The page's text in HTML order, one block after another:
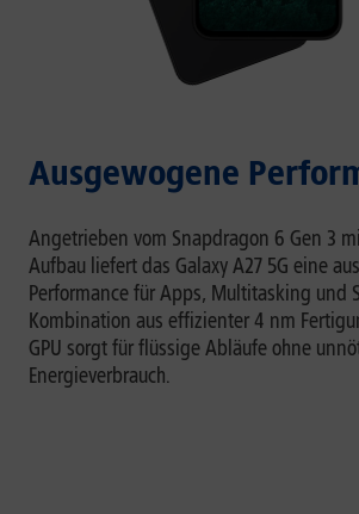
Ausgewogene
Angetrieben vom Snapdragon 6 Gen 3
Aufbau liefert das Galaxy A27 5G eine
Performance für Apps, Multitasking und
Kombination aus effizienter 4 nm
GPU sorgt für flüssige Abläufe ohne
Energieverbrauch.